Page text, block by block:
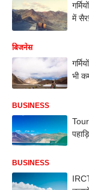
में
बिजनेस
भी
BUSINESS
BUSINESS